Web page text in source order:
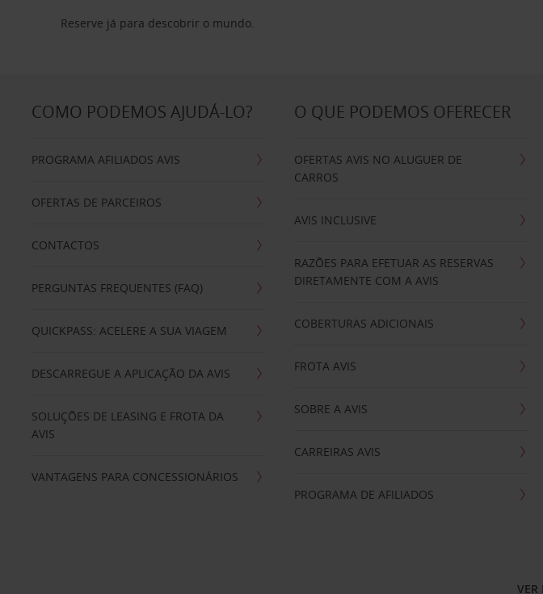
Reserve já para descobrir o mundo.
COMO PODEMOS AJUDÁ-LO?
PROGRAMA AFILIADOS AVIS
OFERTAS DE PARCEIROS
CONTACTOS
PERGUNTAS FREQUENTES (FAQ)
QUICKPASS: ACELERE A SUA VIAGEM
DESCARREGUE A APLICAÇÃO DA AVIS
SOLUÇÕES DE LEASING E FROTA DA
AVIS
VANTAGENS PARA CONCESSIONÁRIOS
O QUE PODEMOS OFERECER
OFERTAS AVIS NO ALUGUER DE
CARROS
AVIS INCLUSIVE
RAZÕES PARA EFETUAR AS RESERVAS
DIRETAMENTE COM A AVIS
COBERTURAS ADICIONAIS
FROTA AVIS
SOBRE A AVIS
CARREIRAS AVIS
PROGRAMA DE AFILIADOS
VER